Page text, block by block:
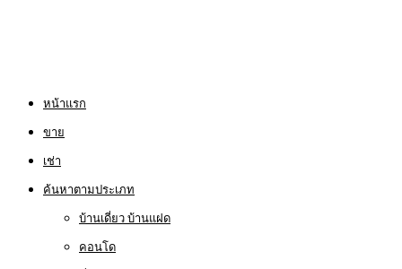
หน้าแรก
ขาย
เช่า
ค้นหาตามประเภท
บ้านเดี่ยว บ้านแฝด
คอนโด